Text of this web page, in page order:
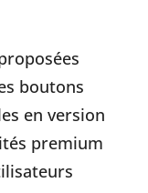
boutons
en version
premium